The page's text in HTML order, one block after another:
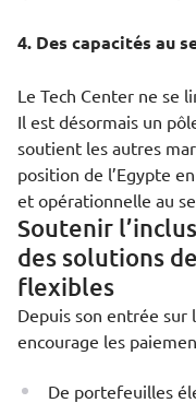
4. Des capacités au
Le Tech Center ne se
Il est désormais un
soutient les autres
position de l’Egypte
et opérationnelle au
Soutenir
des solutions
flexibles
Depuis son entrée
encourage les
De portefeuilles